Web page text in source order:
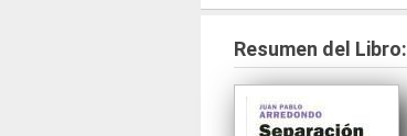
Resumen del Libro: